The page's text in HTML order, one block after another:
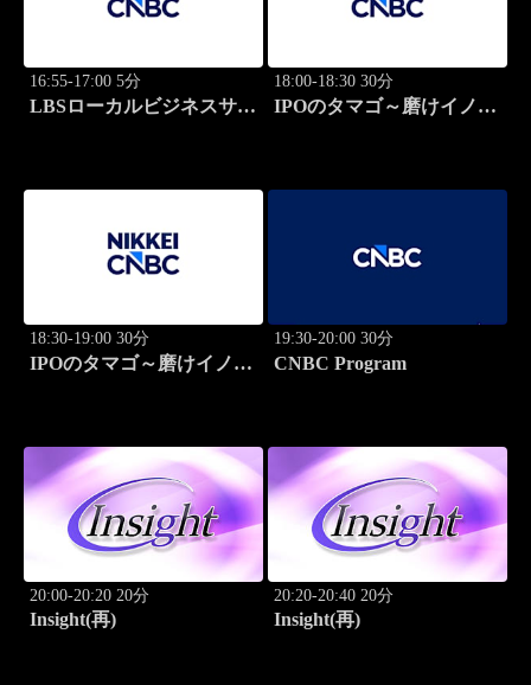
16:55-17:00 5分
LBSローカルビジネスサテ
18:00-18:30 30分
IPOのタマゴ～磨けイノベ
18:30-19:00 30分
IPOのタマゴ～磨けイノベ
19:30-20:00 30分
CNBC Program
20:00-20:20 20分
Insight(再)
20:20-20:40 20分
Insight(再)